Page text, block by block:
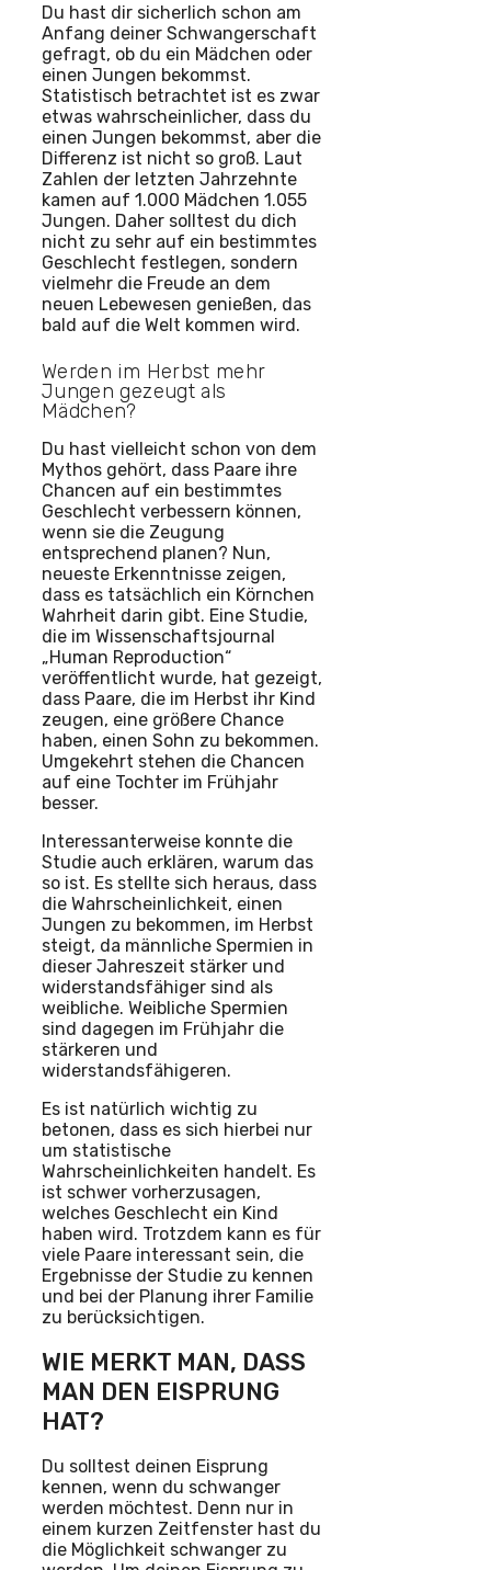
Du hast dir sicherlich schon am
Anfang deiner Schwangerschaft
gefragt, ob du ein Mädchen oder
einen Jungen bekommst.
Statistisch betrachtet ist es zwar
etwas wahrscheinlicher, dass du
einen Jungen bekommst, aber die
Differenz ist nicht so groß. Laut
Zahlen der letzten Jahrzehnte
kamen auf 1.000 Mädchen 1.055
Jungen. Daher solltest du dich
nicht zu sehr auf ein bestimmtes
Geschlecht festlegen, sondern
vielmehr die Freude an dem
neuen Lebewesen genießen, das
bald auf die Welt kommen wird.
Werden im Herbst mehr
Jungen gezeugt als
Mädchen?
Du hast vielleicht schon von dem
Mythos gehört, dass Paare ihre
Chancen auf ein bestimmtes
Geschlecht verbessern können,
wenn sie die Zeugung
entsprechend planen? Nun,
neueste Erkenntnisse zeigen,
dass es tatsächlich ein Körnchen
Wahrheit darin gibt. Eine Studie,
die im Wissenschaftsjournal
„Human Reproduction“
veröffentlicht wurde, hat gezeigt,
dass Paare, die im Herbst ihr Kind
zeugen, eine größere Chance
haben, einen Sohn zu bekommen.
Umgekehrt stehen die Chancen
auf eine Tochter im Frühjahr
besser.
Interessanterweise konnte die
Studie auch erklären, warum das
so ist. Es stellte sich heraus, dass
die Wahrscheinlichkeit, einen
Jungen zu bekommen, im Herbst
steigt, da männliche Spermien in
dieser Jahreszeit stärker und
widerstandsfähiger sind als
weibliche. Weibliche Spermien
sind dagegen im Frühjahr die
stärkeren und
widerstandsfähigeren.
Es ist natürlich wichtig zu
betonen, dass es sich hierbei nur
um statistische
Wahrscheinlichkeiten handelt. Es
ist schwer vorherzusagen,
welches Geschlecht ein Kind
haben wird. Trotzdem kann es für
viele Paare interessant sein, die
Ergebnisse der Studie zu kennen
und bei der Planung ihrer Familie
zu berücksichtigen.
WIE MERKT MAN, DASS
MAN DEN EISPRUNG
HAT?
Du solltest deinen Eisprung
kennen, wenn du schwanger
werden möchtest. Denn nur in
einem kurzen Zeitfenster hast du
die Möglichkeit schwanger zu